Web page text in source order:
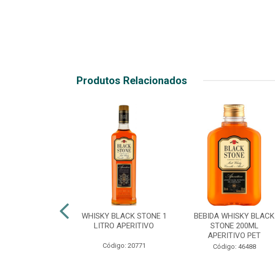
Produtos Relacionados
WHISKY BLACK STONE 1
LITRO APERITIVO
Código: 20771
BEBIDA WHISKY BLACK
STONE 200ML
APERITIVO PET
Código: 46488